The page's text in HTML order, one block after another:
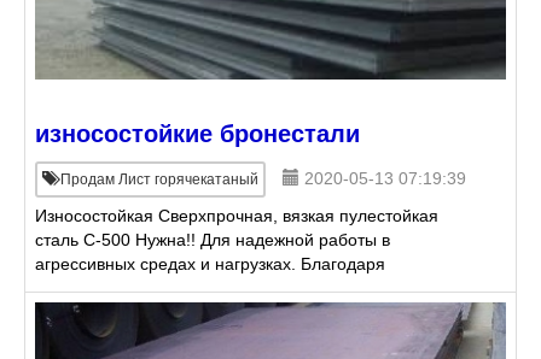
износостойкие бронестали
Продам Лист горячекатаный
2020-05-13 07:19:39
Износостойкая Сверхпрочная, вязкая пулестойкая
сталь С-500 Нужна!! Для надежной работы в
агрессивных средах и нагрузках. Благодаря
поистине уникальному сочетанию прочности и
пластичности, ли